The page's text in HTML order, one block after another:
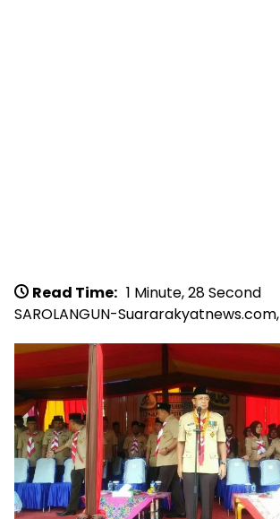
Read Time: 1 Minute, 28 Second
​​SAROLANGUN-Suararakyatnews.com,